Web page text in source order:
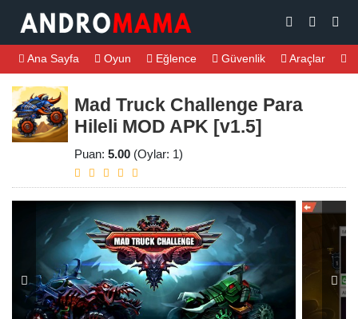
Ana Sayfa Oyun Eğlence Güvenlik Araçlar
Mad Truck Challenge Para
Hileli MOD APK [v1.5]
Puan: 5.00 (Oylar: 1)